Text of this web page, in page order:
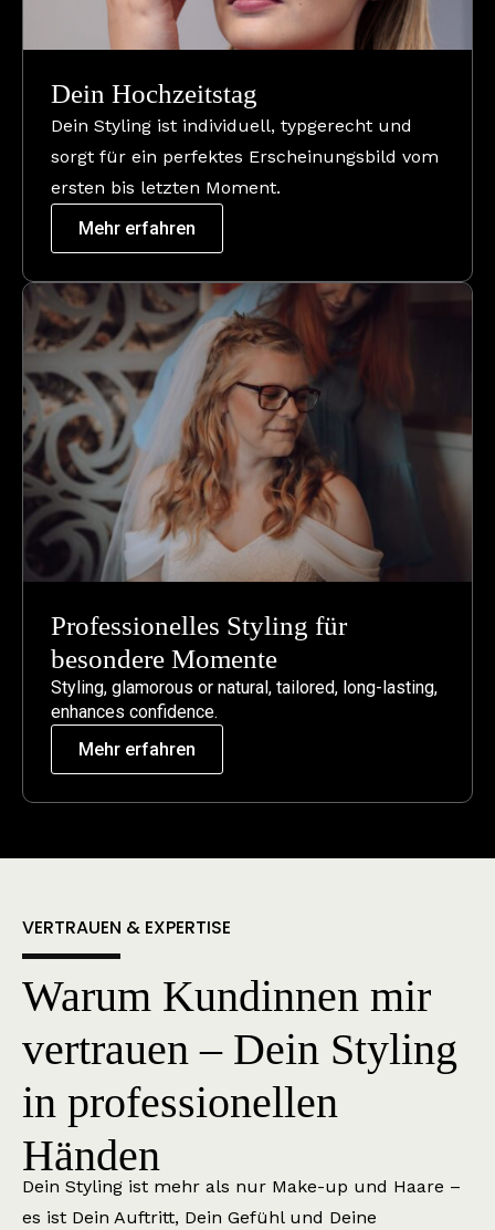
Dein Hochzeitstag
Dein Styling ist individuell, typgerecht und
sorgt für ein perfektes Erscheinungsbild vom
ersten bis letzten Moment.
Mehr erfahren
Professionelles Styling für
besondere Momente
Styling, glamorous or natural, tailored, long-lasting,
enhances confidence.
Mehr erfahren
VERTRAUEN & EXPERTISE
Warum Kundinnen mir
vertrauen – Dein Styling
in professionellen
Händen
Dein Styling ist mehr als nur Make-up und Haare –
es ist Dein Auftritt, Dein Gefühl und Deine